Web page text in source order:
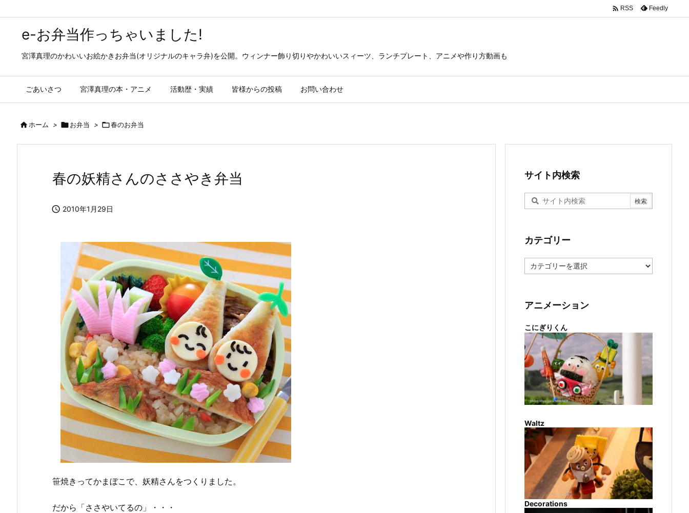
e-お弁当作っちゃいました!
宮澤真理のかわいいお絵かきお弁当(オリジナルのキャラ弁)を公開。ウィンナー飾り切りやかわいいスィーツ、ランチプレート、アニメや作り方動画も
ごあいさつ 宮澤真理の本・アニメ 活動歴・実績 皆様からの投稿 お問い合わせ
 RSS Feedly
ホーム > お弁当 > 春のお弁当
春の妖精さんのささやき弁当
 2010年1月29日
笹焼きってかまぼこで、妖精さんをつくりました。
だから「ささやいてるの」・・・
サイト内検索
カテゴリー
テ
ー
アニメーション
こにぎりくん
Waltz
Decorations